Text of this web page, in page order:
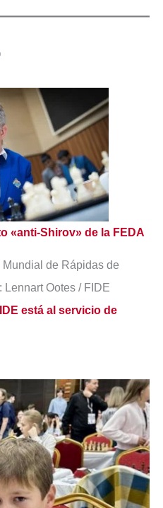
«anti-Shirov» de la FEDA
está al servicio de